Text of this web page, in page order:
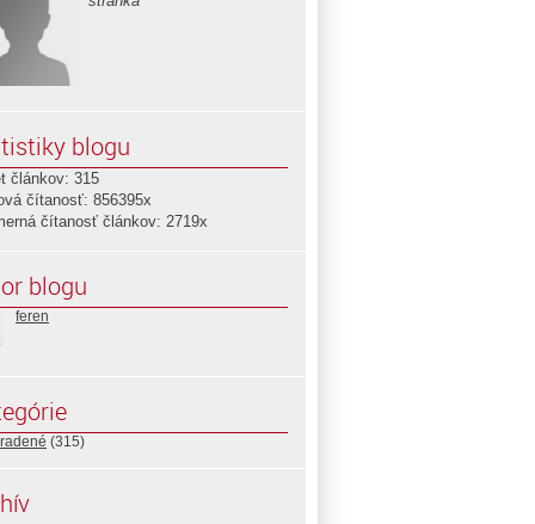
blogu
článkov: 315
čítanosť: 856395x
čítanosť článkov: 2719x
blogu
feren
(315)